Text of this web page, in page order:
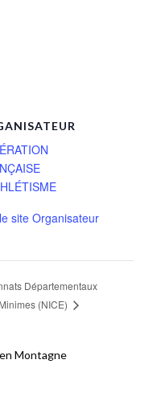
site Organisateur
Départementaux
(NICE)
Montagne